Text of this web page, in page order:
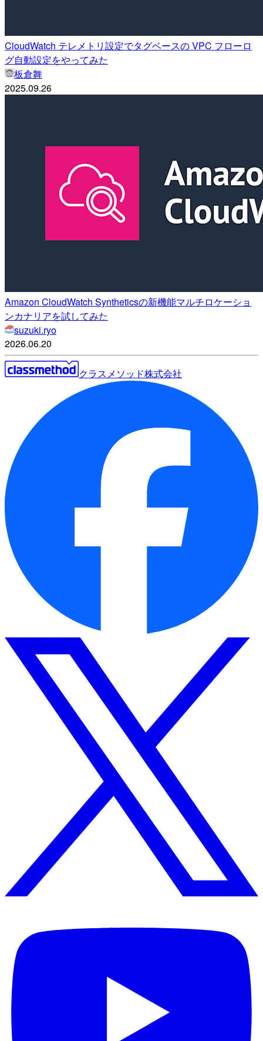
CloudWatch テレメトリ設定でタグベースの VPC フローロ
グ自動設定をやってみた
板倉舞
2025.09.26
Amazon CloudWatch Syntheticsの新機能マルチロケーショ
ンカナリアを試してみた
suzuki.ryo
2026.06.20
クラスメソッド株式会社